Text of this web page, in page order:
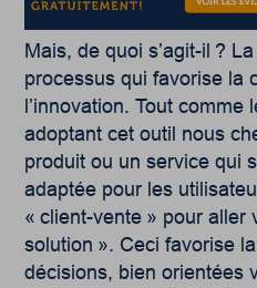
Mais, de quoi s’agit-il ?
processus qui favorise la
l’innovation. Tout comme
adoptant cet outil nous
produit ou un service qui
adaptée pour les
« client-vente » pour aller
solution ». Ceci favorise
décisions, bien orientées